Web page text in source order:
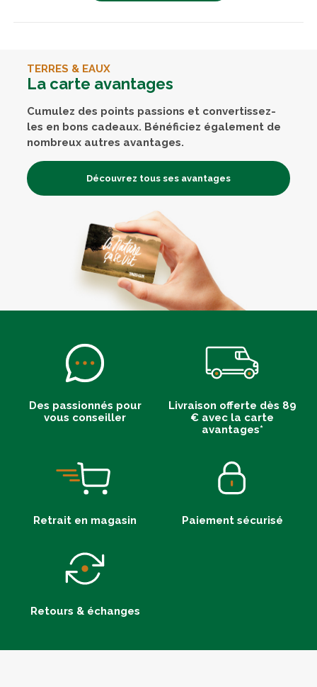
TERRES & EAUX
La carte avantages
Cumulez des points passions et convertissez-
les en bons cadeaux. Bénéficiez également de
nombreux autres avantages.
Découvrez tous ses avantages
Des passionnés pour
vous conseiller
Livraison offerte dès 89
€ avec la carte
avantages*
Retrait en magasin Paiement sécurisé
Retours & échanges